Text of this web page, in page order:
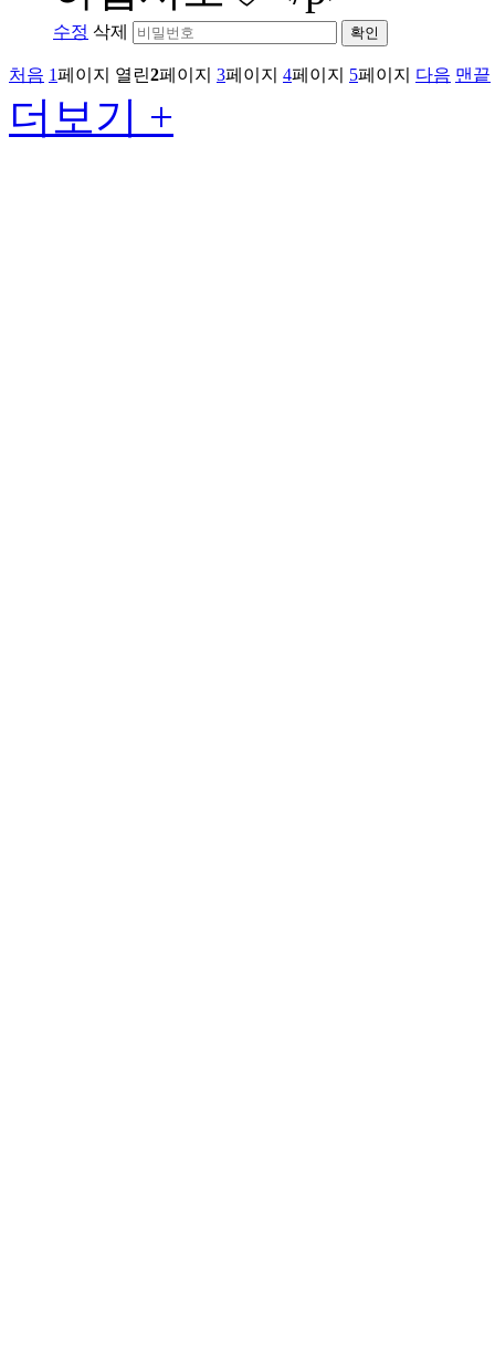
수정 삭제 확인
처음 1페이지 열린2페이지 3페이지 4페이지 5페이지 다음 맨끝
더보기 +